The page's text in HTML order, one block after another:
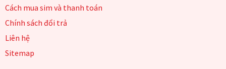
Cách mua sim và thanh toán
Chính sách đổi trả
Liên hệ
Sitemap